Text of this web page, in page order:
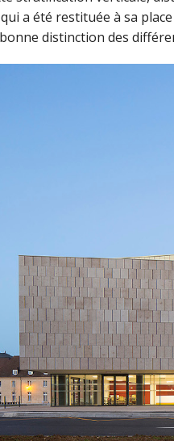
a été restituée à sa
distinction des